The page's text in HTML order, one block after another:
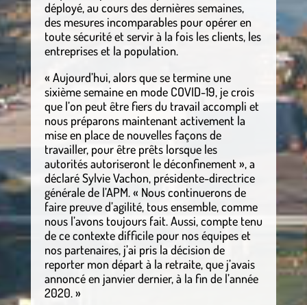
déployé, au cours des dernières semaines,
des mesures incomparables pour opérer en
toute sécurité et servir à la fois les clients, les
entreprises et la population.
« Aujourd’hui, alors que se termine une
sixième semaine en mode COVID-19, je crois
que l’on peut être fiers du travail accompli et
nous préparons maintenant activement la
mise en place de nouvelles façons de
travailler, pour être prêts lorsque les
autorités autoriseront le déconfinement », a
déclaré Sylvie Vachon, présidente-directrice
générale de l’APM. « Nous continuerons de
faire preuve d’agilité, tous ensemble, comme
nous l’avons toujours fait. Aussi, compte tenu
de ce contexte difficile pour nos équipes et
nos partenaires, j’ai pris la décision de
reporter mon départ à la retraite, que j’avais
annoncé en janvier dernier, à la fin de l’année
2020. »